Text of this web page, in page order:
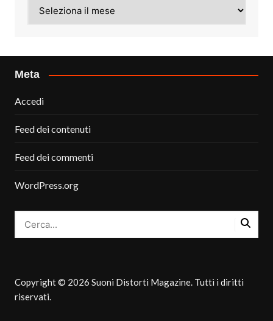
Meta
Accedi
Feed dei contenuti
Feed dei commenti
WordPress.org
Copyright © 2026 Suoni Distorti Magazine. Tutti i diritti
riservati.